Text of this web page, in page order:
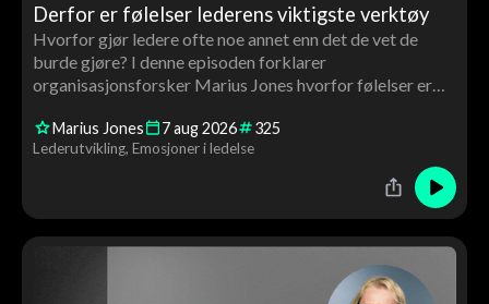
Derfor er følelser lederens viktigste verktøy
Hvorfor gjør ledere ofte noe annet enn det de vet de
burde gjøre? I denne episoden forklarer
organisasjonsforsker Marius Jones hvorfor følelser er
utvikling – og hvorfor ledere må bli bedre kjent med
både egne og andres følelser.
Marius Jones 7aug2026 325
Lederutvikling Emosjoner i ledelse